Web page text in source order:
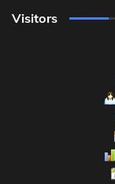
Visitors